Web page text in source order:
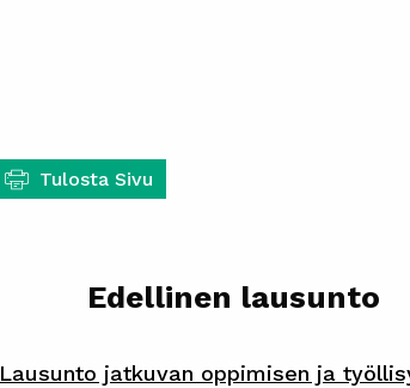
Tulosta Sivu
Edellinen lausunto
Lausunto jatkuvan oppimisen ja